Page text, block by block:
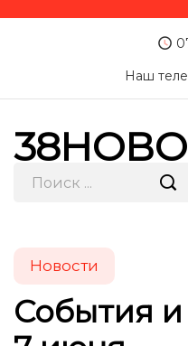
Наш
Новости
События